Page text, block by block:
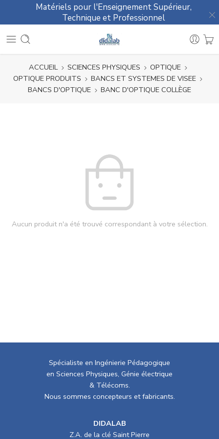
Matériels pour l'Enseignement Supérieur,
Technique et Professionnel
ACCUEIL SCIENCES PHYSIQUES
OPTIQUE
OPTIQUE PRODUITS
BANCS ET SYSTEMES DE VISEE
BANCS D'OPTIQUE
BANC D'OPTIQUE COLLÈGE
Aucun produit n'a été trouvé correspondant à votre sélection.
Spécialiste en Ingénierie Pédagogique
en Sciences Physiques, Génie électrique
& Télécoms.
Nous sommes concepteurs et fabricants.
DIDALAB
Z.A. de la clé Saint Pierre